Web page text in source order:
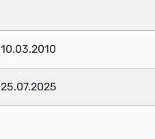
10.03.2010
25.07.2025